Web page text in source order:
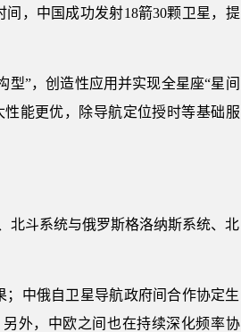
，中国成功发射18箭30颗卫星，提
”，创造性应用并实现全星座“星间
能更优，除导航定位授时等基础服
北斗系统与俄罗斯格洛纳斯系统、北
中俄自卫星导航政府间合作协定生
外，中欧之间也在持续深化频率协